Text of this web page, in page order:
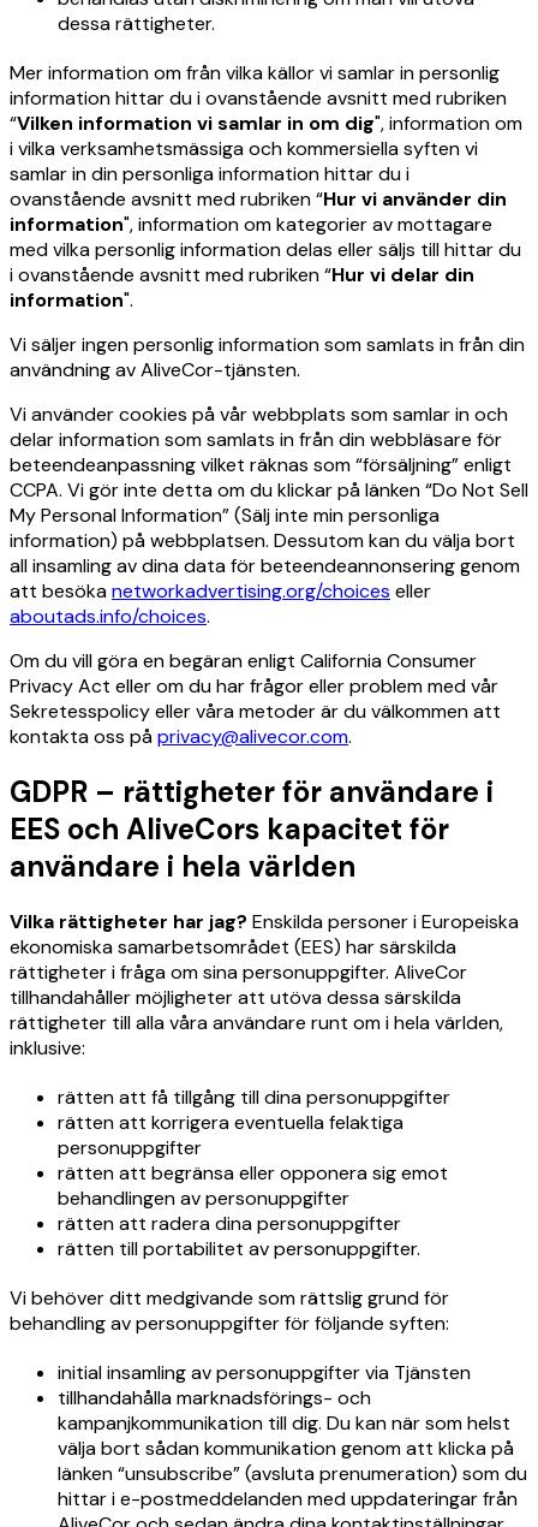
dessa rättigheter.
Mer information om från vilka källor vi samlar in personlig
information hittar du i ovanstående avsnitt med rubriken
“Vilken information vi samlar in om dig", information om
i vilka verksamhetsmässiga och kommersiella syften vi
samlar in din personliga information hittar du i
ovanstående avsnitt med rubriken “Hur vi använder din
information", information om kategorier av mottagare
med vilka personlig information delas eller säljs till hittar du
i ovanstående avsnitt med rubriken “Hur vi delar din
information".
Vi säljer ingen personlig information som samlats in från din
användning av AliveCor-tjänsten.
Vi använder cookies på vår webbplats som samlar in och
delar information som samlats in från din webbläsare för
beteendeanpassning vilket räknas som “försäljning” enligt
CCPA. Vi gör inte detta om du klickar på länken “Do Not Sell
My Personal Information” (Sälj inte min personliga
information) på webbplatsen. Dessutom kan du välja bort
all insamling av dina data för beteendeannonsering genom
att besökanetworkadvertising.org/choices eller
aboutads.info/choices.
Om du vill göra en begäran enligt California Consumer
Privacy Act eller om du har frågor eller problem med vår
Sekretesspolicy eller våra metoder är du välkommen att
kontakta oss påprivacy@alivecor.com.
GDPR – rättigheter för användare i
EES och AliveCors kapacitet för
användare i hela världen
Vilka rättigheter har jag? Enskilda personer i Europeiska
ekonomiska samarbetsområdet (EES) har särskilda
rättigheter i fråga om sina personuppgifter. AliveCor
tillhandahåller möjligheter att utöva dessa särskilda
rättigheter till alla våra användare runt om i hela världen,
inklusive:
rätten att få tillgång till dina personuppgifter
rätten att korrigera eventuella felaktiga
personuppgifter
rätten att begränsa eller opponera sig emot
behandlingen av personuppgifter
rätten att radera dina personuppgifter
rätten till portabilitet av personuppgifter.
Vi behöver ditt medgivande som rättslig grund för
behandling av personuppgifter för följande syften:
initial insamling av personuppgifter via Tjänsten
tillhandahålla marknadsförings- och
kampanjkommunikation till dig. Du kan när som helst
välja bort sådan kommunikation genom att klicka på
länken “unsubscribe” (avsluta prenumeration) som du
hittar i e-postmeddelanden med uppdateringar från